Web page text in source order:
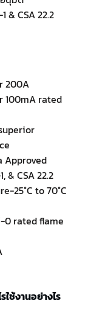
& CSA 22.2
200A
100mA rated
Approved
& CSA 22.2
25°C to 70°C
0 rated flame
ช้งานอย่างไร